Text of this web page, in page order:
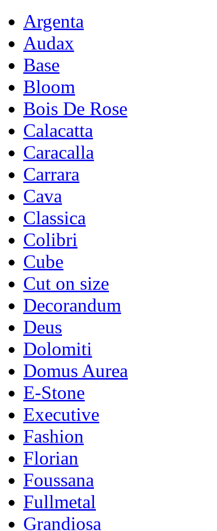
Argenta
Audax
Base
Bloom
Bois De Rose
Calacatta
Caracalla
Carrara
Cava
Classica
Colibri
Cube
Cut on size
Decorandum
Deus
Dolomiti
Domus Aurea
E-Stone
Executive
Fashion
Florian
Foussana
Fullmetal
Grandiosa